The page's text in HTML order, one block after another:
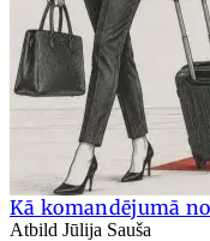
Kā komandējumā
Atbild Jūlija Sauša